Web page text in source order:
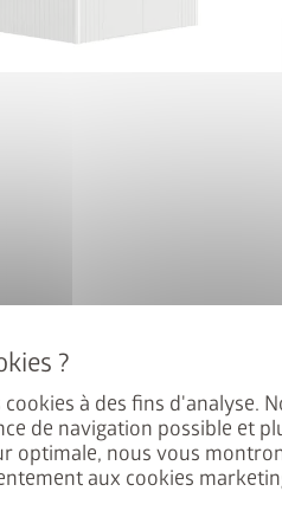
à des fins d'analyse.
de navigation possible et
optimale, nous vous
aux cookies
de sol
Panorama, HighLine,
de 50% de réduction
l’abri de jardin et le